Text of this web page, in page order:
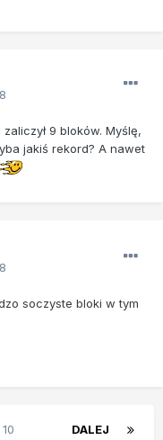
9 bloków. Myślę,
jakiś rekord? A nawet
soczyste bloki w tym
DALEJ